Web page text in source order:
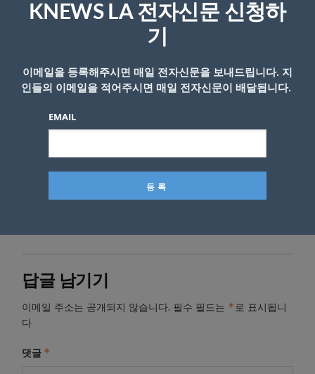
그는 “100% 완전한 승소가 없는 이상, 11월 1일
SNAP 지원이 예정대로 지급되지 않을 수 있
<박성철 기자>
답글 남기기
이메일 주소는 공개되지 않습니다. 필수 필드는 *로 표시됩니
다
댓글 *
KNEWS LA 전자신문 신청하
기
이메일을 등록해주시면 매일 전자신문을 보내드립니다. 지
인들의 이메일을 적어주시면 매일 전자신문이 배달됩니다.
EMAIL